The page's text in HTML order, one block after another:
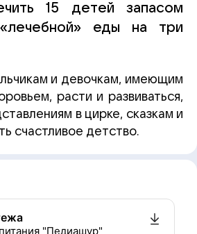
15 детей запасом
«лечебной» еды на три
и девочкам, имеющим
расти и развиваться,
в цирке, сказкам и
счастливое детство.
"Педиашур"